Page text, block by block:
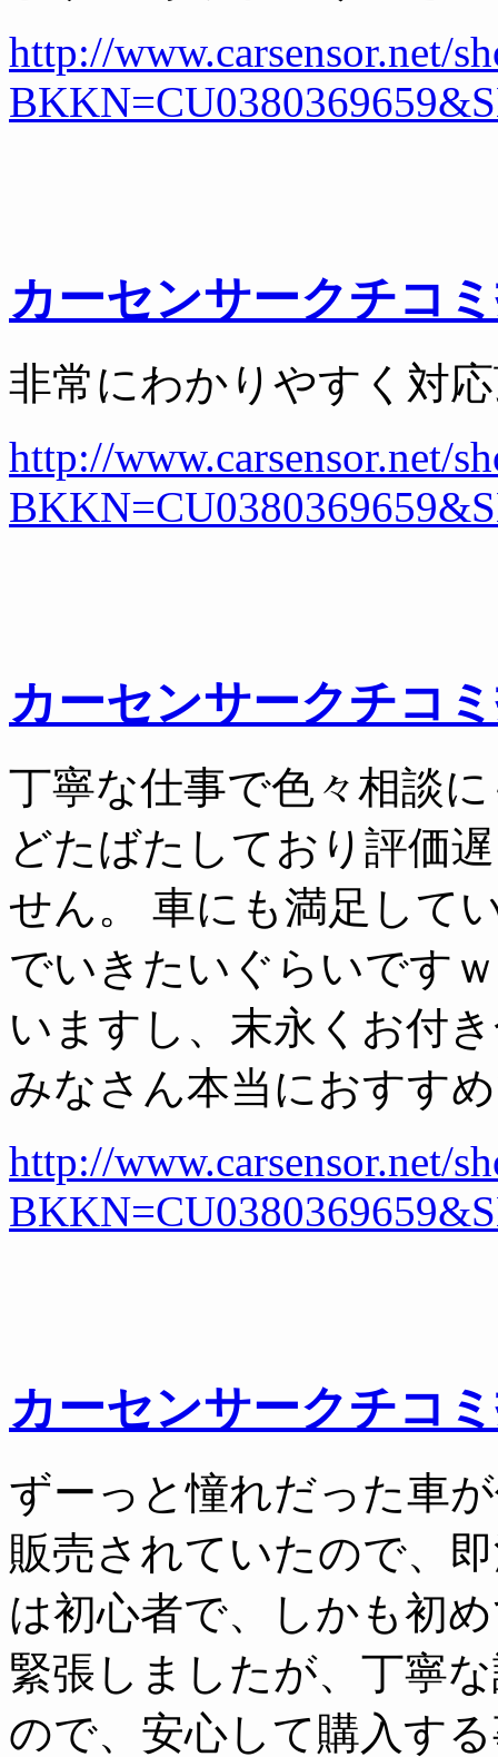
http://www.carsensor.net/
カーセンサークチコ
非常にわかりやすく対
http://www.carsensor.net/
カーセンサークチコ
丁寧な仕事で色々相談
どたばたしており評価
せん。 車にも満足して
でいきたいぐらいです
いますし、末永くお付
みなさん本当におすす
http://www.carsensor.net/
カーセンサークチコ
ずーっと憧れだった車
販売されていたので、
は初心者で、しかも初
緊張しましたが、丁寧
ので、安心して購入す